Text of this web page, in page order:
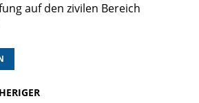
auf den zivilen Bereich